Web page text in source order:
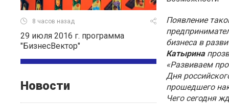
8 часов назад
29 июля 2016 г. программа
"БизнесВектор"
Новости
Появление
бизнеса в
Катырина
«Развиваем
Дня
прошедшего
Чего сегодня